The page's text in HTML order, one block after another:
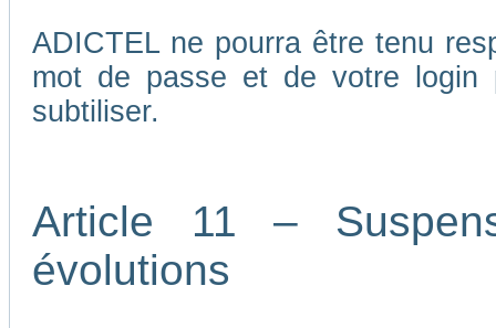
ADICTEL ne pourra être tenu
mot de passe et de votre
subtiliser.
Article 11 –
évolutions